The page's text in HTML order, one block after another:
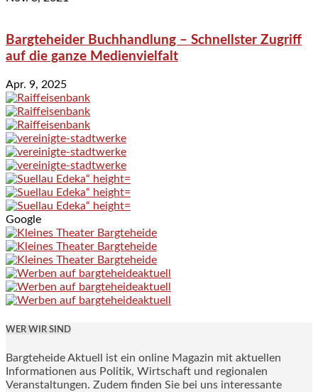
Bargteheider Buchhandlung – Schnellster Zugriff
auf die ganze Medienvielfalt
Apr. 9, 2025
Google
WER WIR SIND
Bargteheide Aktuell ist ein online Magazin mit aktuellen
Informationen aus Politik, Wirtschaft und regionalen
Veranstaltungen. Zudem finden Sie bei uns interessante